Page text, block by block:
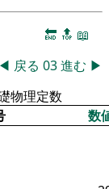
🔚 🔝 📖
◀ 戻る 03進む ▶
物理定数
数